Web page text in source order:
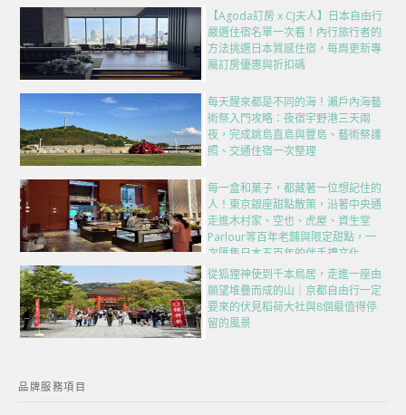
【Agoda訂房 x CJ夫人】日本自由行
嚴選住宿名單一次看！內行旅行者的
方法挑選日本質感住宿，每周更新專
屬訂房優惠與折扣碼
每天醒來都是不同的海！瀨戶內海藝
術祭入門攻略：夜宿宇野港三天兩
夜，完成跳島直島與豐島、藝術祭護
照、交通住宿一次整理
每一盒和菓子，都藏著一位想記住的
人！東京銀座甜點散策，沿著中央通
走進木村家、空也、虎屋、資生堂
Parlour等百年老舖與限定甜點，一
次匯集日本五百年的伴手禮文化
從狐狸神使到千本鳥居，走進一座由
願望堆疊而成的山｜京都自由行一定
要來的伏見稻荷大社與8個最值得停
留的風景
品牌服務項目